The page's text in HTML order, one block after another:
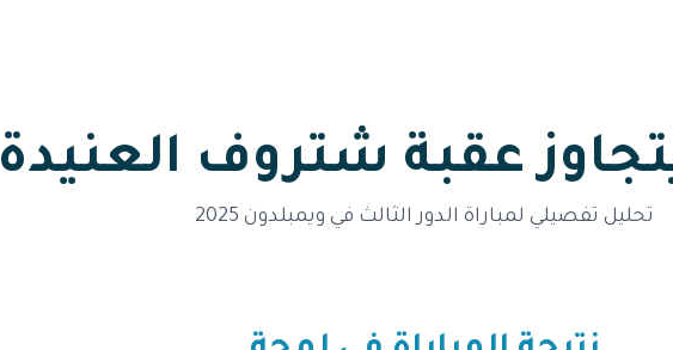
يتجاوز عقبة شتروف العنيدة
تحليل تفصيلي لمباراة الدور الثالث في ويمبلدون 2025